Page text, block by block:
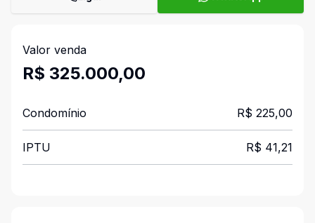
Valor venda
R$ 325.000,00
Condomínio R$ 225,00
IPTU R$ 41,21